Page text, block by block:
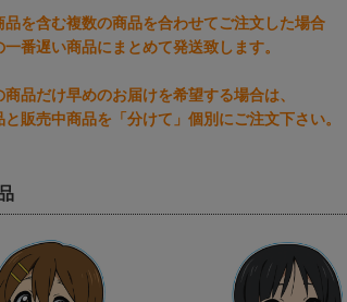
品を含む複数の商品を合わせてご注文した場合
番遅い商品にまとめて発送致します。
商品だけ早めのお届けを希望する場合は、
と販売中商品を「分けて」個別にご注文下さい。